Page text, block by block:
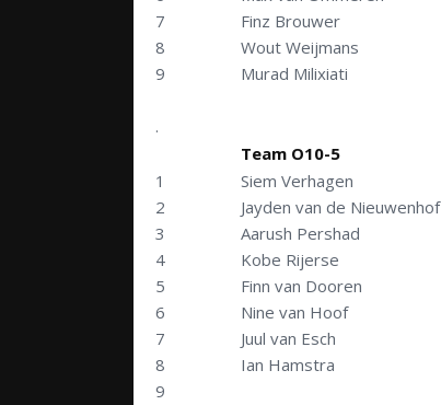
7
Finz Brouwer
8
Wout Weijmans
9
Murad Milixiati
.
Team O10-5
1
Siem Verhagen
2
Jayden van de Nieuwenhof
3
Aarush Pershad
4
Kobe Rijerse
5
Finn van Dooren
6
Nine van Hoof
7
Juul van Esch
8
Ian Hamstra
9